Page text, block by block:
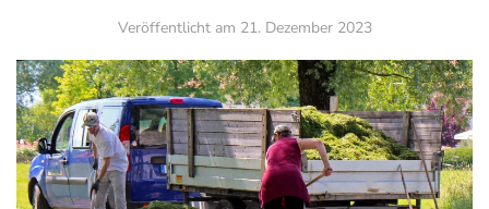
Veröffentlicht am 21. Dezember 2023